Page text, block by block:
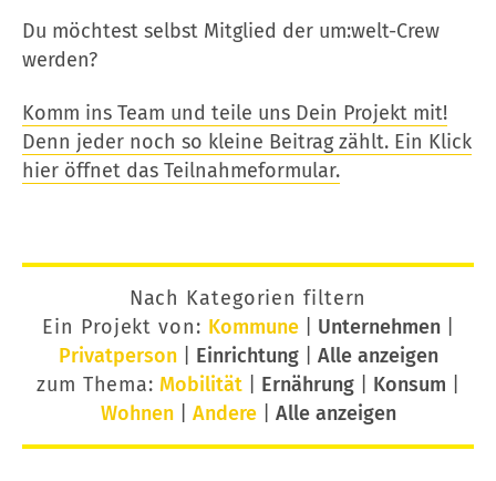
Du möchtest selbst Mitglied der um:welt-Crew
werden?
Komm ins Team und teile uns Dein Projekt mit!
Denn jeder noch so kleine Beitrag zählt. Ein Klick
hier öffnet das Teilnahmeformular.
Nach Kategorien filtern
Ein Projekt von: Kommune| Unternehmen|
Privatperson| Einrichtung| Alle anzeigen
zum Thema: Mobilität Ernährung Konsum
Wohnen| Andere| Alle anzeigen